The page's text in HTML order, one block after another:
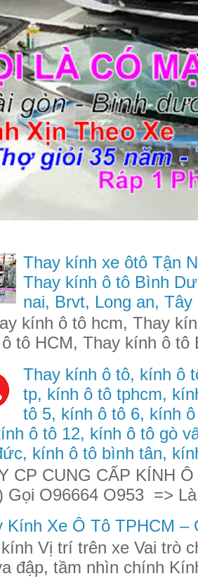
Thay kính xe ôtô Tận
Thay kính ô tô Bình
nai, Brvt, Long an,
kính ô tô hcm, Thay
tô HCM, Thay kính ô
Thay kính ô tô, kính ô
tp, kính ô tô tphcm,
tô 5, kính ô tô 6, kính
ô tô 12, kính ô tô gò
kính ô tô bình tân,
CP CUNG CẤP KÍNH
Gọi O96664 O953 =>
Kính Xe Ô Tô TPHCM –
kính Vị trí trên xe Vai trò
đập, tầm nhìn chính